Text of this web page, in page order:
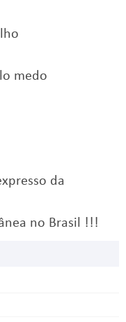
medo
da
no Brasil !!!